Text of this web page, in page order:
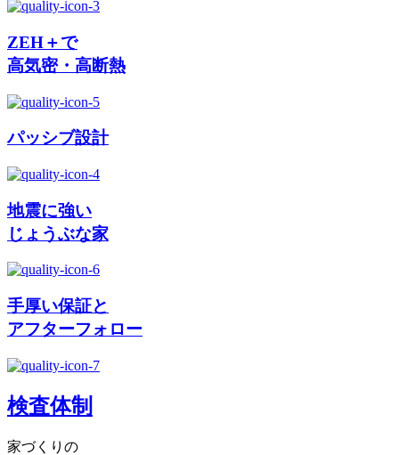
ZEH＋で
高気密・高断熱
パッシブ設計
地震に強い
じょうぶな家
手厚い保証と
アフターフォロー
検査体制
家づくりの